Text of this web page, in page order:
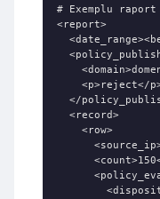
# Exemplu raport
<report>
<p>reject</
</
  <record>
    <row>